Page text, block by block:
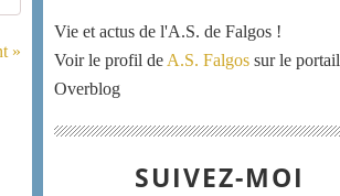
»
Vie et actus de l'A.S. de Falgos !
Voir le profil de A.S. Falgos sur le portail
Overblog
SUIVEZ-MOI